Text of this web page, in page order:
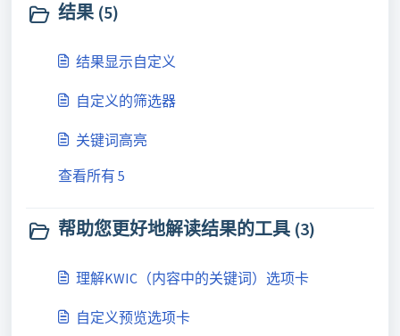
结果 (5)
结果显示自定义
自定义的筛选器
关键词高亮
查看所有 5
帮助您更好地解读结果的工具 (3)
理解KWIC（内容中的关键词）选项卡
自定义预览选项卡